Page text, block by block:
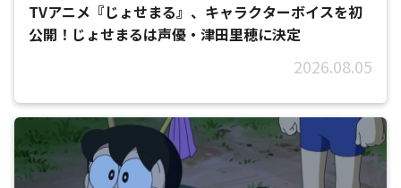
TVアニメ『じょせまる』、キャラクターボイスを初
公開！じょせまるは声優・津田里穂に決定
2026.08.05